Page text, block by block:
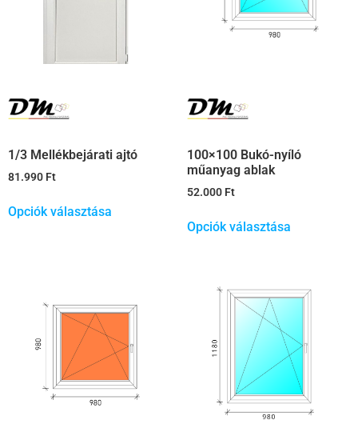
1/3 Mellékbejárati ajtó
81.990 Ft
Opciók választása
100×100 Bukó-nyíló
műanyag ablak
52.000 Ft
Opciók választása